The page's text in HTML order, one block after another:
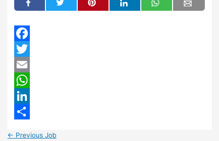
Facebook
Twitter
Email
WhatsApp
LinkedIn
← Previous Job